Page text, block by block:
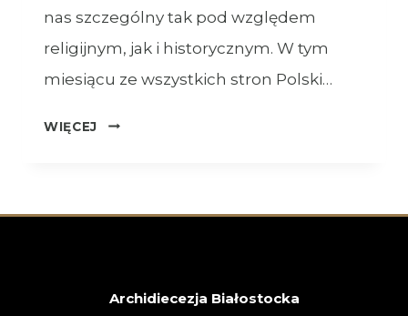
nas szczególny tak pod względem
religijnym, jak i historycznym. W tym
miesiącu ze wszystkich stron Polski…
WIĘCEJ
OGŁOSZENIA
ZWYKŁA
Archidiecezja Białostocka